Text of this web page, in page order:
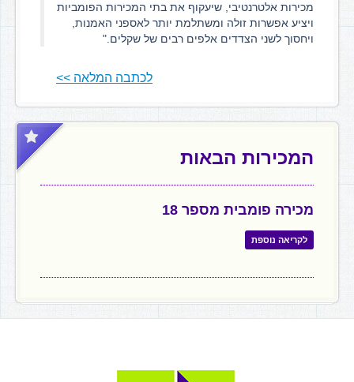
מכירות אלטרנטיבי, שיעקוף את בתי המכירות הפומביות
ויציע אפשרות זולה ומשתלמת יותר לאספני האמנות,
ויחסוך לשני הצדדים אלפים רבים של שקלים."
לכתבה המלאה >>
המכירות הבאות
מכירה פומבית מספר 18
לקריאה נוספת